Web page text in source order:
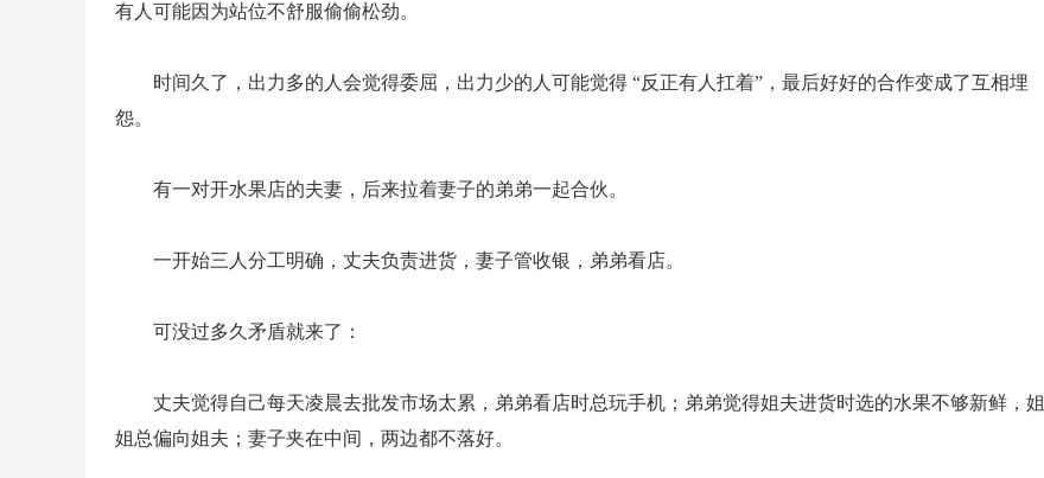
有人可能因为站位不舒服偷偷松劲。
时间久了，出力多的人会觉得委屈，出力少的人可能觉得 “反正有人扛着”，最后好好的合作变成了互相埋
怨。
有一对开水果店的夫妻，后来拉着妻子的弟弟一起合伙。
一开始三人分工明确，丈夫负责进货，妻子管收银，弟弟看店。
可没过多久矛盾就来了：
丈夫觉得自己每天凌晨去批发市场太累，弟弟看店时总玩手机；弟弟觉得姐夫进货时选的水果不够新鲜，姐
姐总偏向姐夫；妻子夹在中间，两边都不落好。